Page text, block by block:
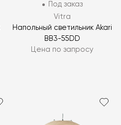
Под заказ
Vitra
Напольный светильник Akari
BB3-55DD
Цена по запросу